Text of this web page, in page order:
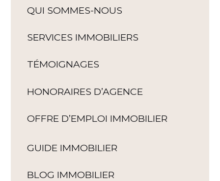
QUI SOMMES-NOUS
SERVICES IMMOBILIERS
TÉMOIGNAGES
HONORAIRES D’AGENCE
OFFRE D’EMPLOI IMMOBILIER
GUIDE IMMOBILIER
BLOG IMMOBILIER